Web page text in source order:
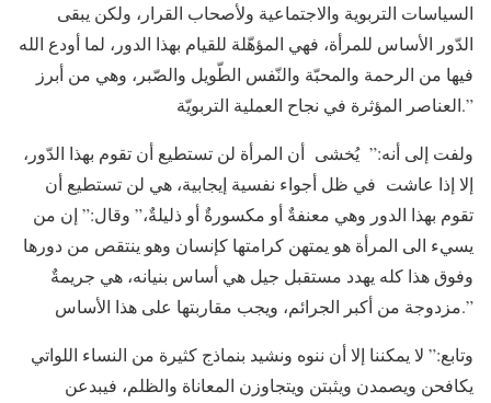
السياسات التربوية والاجتماعية ولأصحاب القرار، ولكن يبقى
الدّور الأساس للمرأة، فهي المؤهّلة للقيام بهذا الدور، لما أودع الله
فيها من الرحمة والمحبّة والنّفس الطّويل والصّبر، وهي من أبرز
العناصر المؤثرة في نجاح العملية التربويّة.”
ولفت إلى أنه:” يُخشى أن المرأة لن تستطيع أن تقوم بهذا الدّور،
إلا إذا عاشت في ظل أجواء نفسية إيجابية، هي لن تستطيع أن
تقوم بهذا الدور وهي معنفةٌ أو مكسورةٌ أو ذليلةٌ،” وقال:” إن من
يسيء الى المرأة هو يمتهن كرامتها كإنسان وهو ينتقص من دورها
وفوق هذا كله يهدد مستقبل جيل هي أساس بنيانه، هي جريمةٌ
مزدوجة من أكبر الجرائم، ويجب مقاربتها على هذا الأساس.”
وتابع:” لا يمكننا إلا أن ننوه ونشيد بنماذج كثيرة من النساء اللواتي
يكافحن ويصمدن ويثبتن ويتجاوزن المعاناة والظلم، فيبدعن